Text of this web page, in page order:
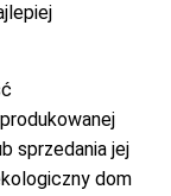
sprzedania jej
dom